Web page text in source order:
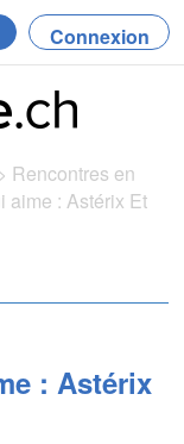
Connexion
> Rencontres en
aime : Astérix Et
: Astérix